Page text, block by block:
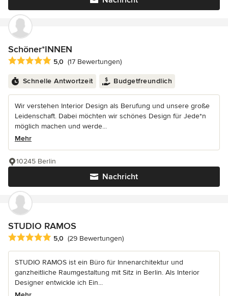
Schöner*INNEN
Durchschnittliche Bewertung: 5 von 5 Sternen
5,0 (17 Bewertungen)
Schnelle Antwortzeit Budgetfreundlich
Wir verstehen Interior Design als Berufung und unsere große
Leidenschaft. Dabei möchten wir schönes Design für Jede*n
möglich machen und werde...
Mehr
Nachricht
10245 Berlin
STUDIO RAMOS
Durchschnittliche Bewertung: 5 von 5 Sternen
5,0 (29 Bewertungen)
STUDIO RAMOS ist ein Büro für Innenarchitektur und
ganzheitliche Raumgestaltung mit Sitz in Berlin. Als Interior
Designer entwickle ich Ein...